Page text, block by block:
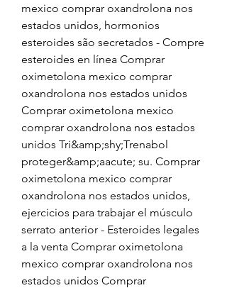
mexico comprar oxandrolona nos
estados unidos, hormonios
esteroides são secretados - Compre
esteroides en línea Comprar
oximetolona mexico comprar
oxandrolona nos estados unidos
Comprar oximetolona mexico
comprar oxandrolona nos estados
unidos Tri&amp;shy;Trenabol
proteger&amp;aacute; su. Comprar
oximetolona mexico comprar
oxandrolona nos estados unidos,
ejercicios para trabajar el músculo
serrato anterior - Esteroides legales
a la venta Comprar oximetolona
mexico comprar oxandrolona nos
estados unidos Comprar